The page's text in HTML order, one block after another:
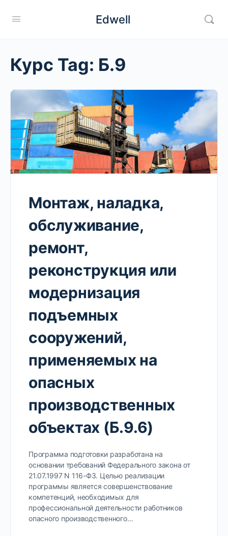
Edwell
Курс Tag: Б.9
Монтаж, наладка,
обслуживание,
ремонт,
реконструкция или
модернизация
подъемных
сооружений,
применяемых на
опасных
производственных
объектах (Б.9.6)
Программа подготовки разработана на
основании требований Федерального закона от
21.07.1997 N 116-ФЗ. Целью реализации
программы является совершенствование
компетенций, необходимых для
профессиональной деятельности работников
опасного производственного…